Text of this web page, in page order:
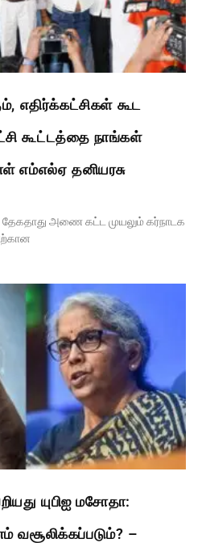
எதிர்க்கட்சிகள் கூட
கூட்டத்தை நாங்கள்
எம்எல்ஏ தனியரசு
தேகதாது அணை கட்ட முயலும் கர்நாடக
யுபிஐ மசோதா:
வசூலிக்கப்படும்? –